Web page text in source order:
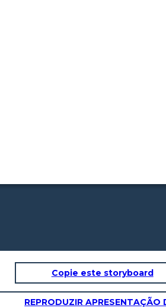
Copie este storyboard
REPRODUZIR APRESENTAÇÃO